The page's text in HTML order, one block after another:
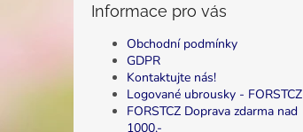
Informace pro vás
Obchodní podmínky
GDPR
Kontaktujte nás!
Logované ubrousky - FORSTCZ
FORSTCZ Doprava zdarma nad
1000,-